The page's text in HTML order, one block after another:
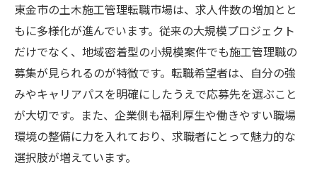
東金市の労働環境と働きやすさの特徴
ワークライフバランス重視の転職先選び
自分に合った職場を選ぶための視点
土木施工管理募集で重視すべき職場環境
長く働ける転職先の見つけ方を紹介
転職活動で押さえたい求人情報の見極め方
土木施工管理募集の求人選びで失敗しない
東金市の土木施工管理転職市場は、求人件数の増加とと
もに多様化が進んでいます。従来の大規模プロジェクト
だけでなく、地域密着型の小規模案件でも施工管理職の
募集が見られるのが特徴です。転職希望者は、自分の強
みやキャリアパスを明確にしたうえで応募先を選ぶこと
が大切です。また、企業側も福利厚生や働きやすい職場
環境の整備に力を入れており、求職者にとって魅力的な
選択肢が増えています。